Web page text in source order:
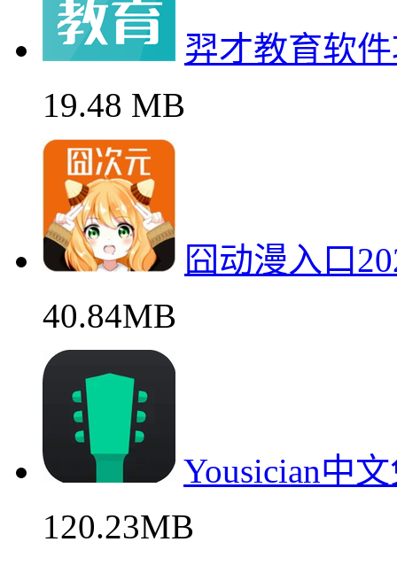
羿才教育软
19.48 MB
囧动漫入口
40.84MB
Yousician中
120.23MB